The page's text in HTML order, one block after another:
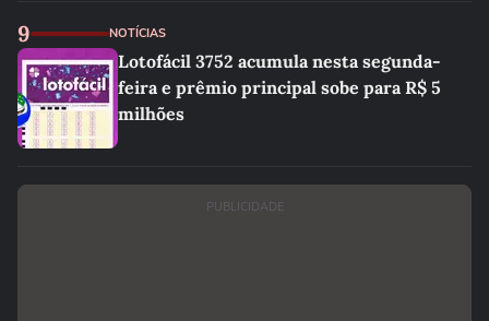
9 NOTÍCIAS
Lotofácil 3752 acumula nesta segunda-
feira e prêmio principal sobe para R$ 5
milhões
PUBLICIDADE